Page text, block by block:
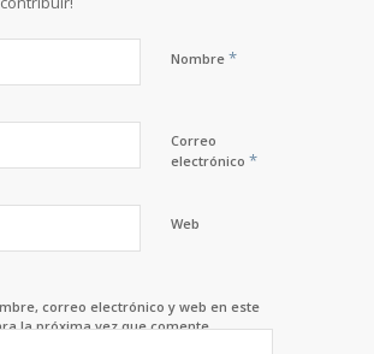
Nombre *
Correo
electrónico *
Web
correo electrónico y web en este
la próxima vez que comente.